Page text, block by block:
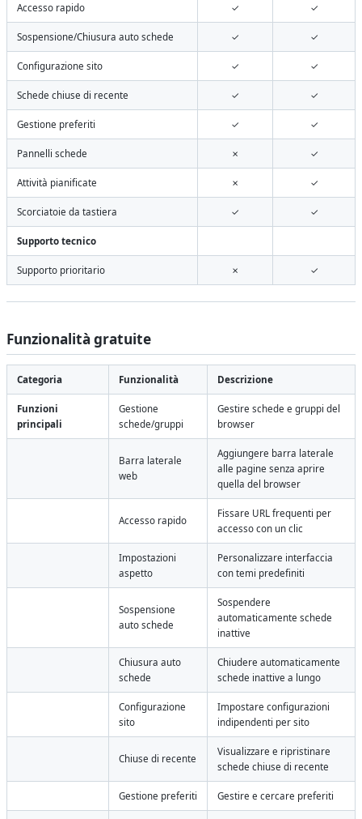
Accesso rapido ✓ ✓
Sospensione/Chiusura auto schede ✓ ✓
Configurazione sito ✓ ✓
Schede chiuse di recente ✓ ✓
Gestione preferiti ✓ ✓
Pannelli schede ✗ ✓
Attività pianificate ✗ ✓
Scorciatoie da tastiera ✓ ✓
Supporto tecnico
Supporto prioritario ✗ ✓
Funzionalità gratuite
Categoria Funzionalità Descrizione
Funzioni
principali
Gestione
schede/gruppi
Gestire schede e gruppi del
browser
Barra laterale
web
Aggiungere barra laterale
alle pagine senza aprire
quella del browser
Accesso rapido
Fissare URL frequenti per
accesso con un clic
Impostazioni
aspetto
Personalizzare interfaccia
con temi predefiniti
Sospensione
auto schede
Sospendere
automaticamente schede
inattive
Chiusura auto
schede
Chiudere automaticamente
schede inattive a lungo
Configurazione
sito
Impostare configurazioni
indipendenti per sito
Chiuse di recente
Visualizzare e ripristinare
schede chiuse di recente
Gestione preferiti Gestire e cercare preferiti